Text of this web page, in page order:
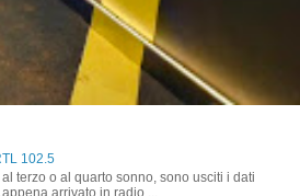
102.5
terzo o al quarto sonno, sono usciti i dati
arrivato in radio ...